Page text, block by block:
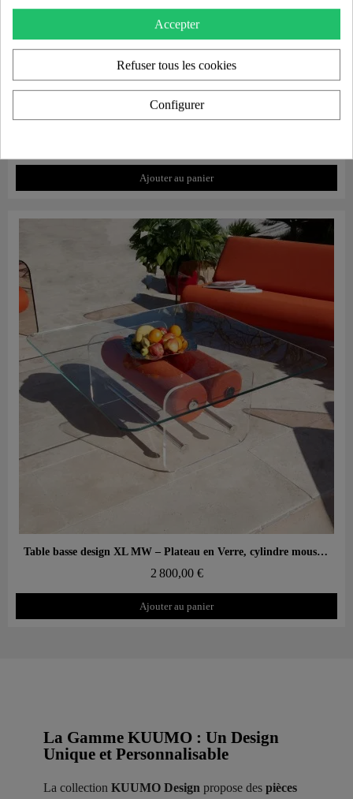
Aperçu rapide
Housse de protection pour canapé MW07
Ajouter au panier
Aperçu rapide Table basse design XL MW – Plateau en Verre, cylindre mousse alvéolaire
2 800,00 €
Ajouter au panier
La Gamme KUUMO : Un Design
Unique et Personnalisable
La collection KUUMO Design propose des pièces
Accepter
Refuser tous les cookies
Configurer